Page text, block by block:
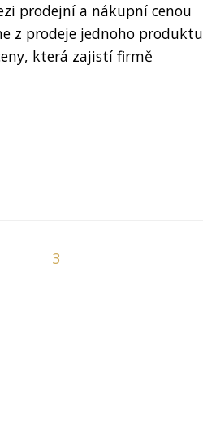
prodejní a nákupní cenou
z prodeje jednoho produktu
která zajistí firmě
3